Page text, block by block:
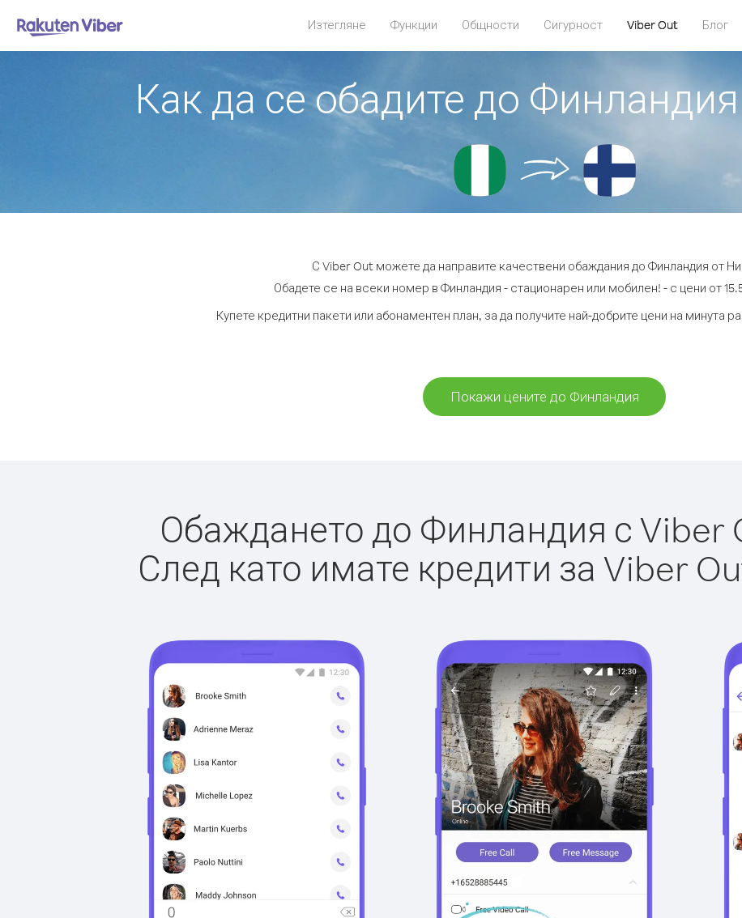
Изтегляне Функции Общности Сигурност Viber Out Блог
Как да се обадите до
С Viber Out можете да направите качествени обаждания до Финландия от
Обадете се на всеки номер в Финландия - стационарен или мобилен! - с цени от
Купете кредитни пакети или абонаментен план, за да получите най-добрите цени на минута
Покажи цените до Финландия
Обаждането до Финландия с Viber
След като имате кредити за Viber